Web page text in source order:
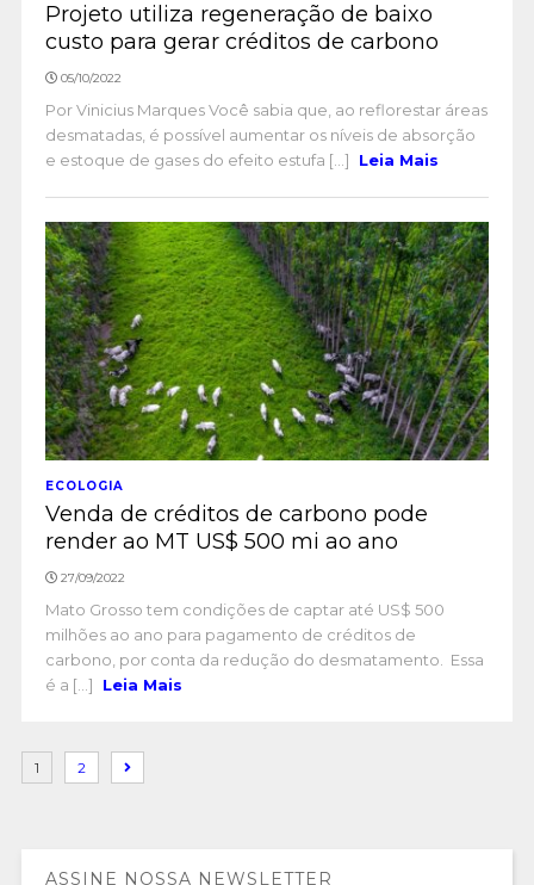
Projeto utiliza regeneração de baixo
custo para gerar créditos de carbono
05/10/2022
Por Vinicius Marques Você sabia que, ao reflorestar áreas
desmatadas, é possível aumentar os níveis de absorção
e estoque de gases do efeito estufa [...]
Leia Mais
ECOLOGIA
Venda de créditos de carbono pode
render ao MT US$ 500 mi ao ano
27/09/2022
Mato Grosso tem condições de captar até US$ 500
milhões ao ano para pagamento de créditos de
carbono, por conta da redução do desmatamento. Essa
é a [...]
Leia Mais
1 2
ASSINE NOSSA NEWSLETTER